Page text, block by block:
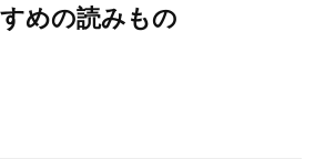
めの読みもの